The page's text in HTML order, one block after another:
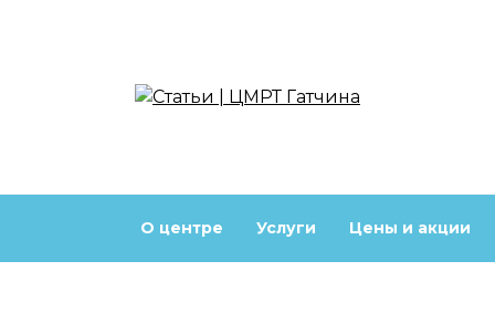
О центре Услуги Цены и акции